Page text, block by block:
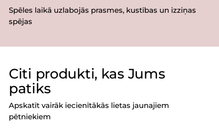
Spēles laikā uzlabojās prasmes, kustības un izziņas
spējas
Citi produkti, kas Jums
patiks
Apskatīt vairāk iecienītākās lietas jaunajiem
pētniekiem